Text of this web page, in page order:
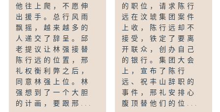
他往上爬，不愿伸
出援手。总行风雨
飘摇，越来越多的
人递交了辞呈。邱
老提议让林强接替
陈行远的位置，邢
礼权衡利弊之后，
同意林强上位。林
强想到了一个大胆
的计画，要跟邢...
的职位，请求陈行
远在汶琥集团案件
上收，陈行远却不
接受，铁定了要离
开联众，创办自己
的银行。集团大会
上，宣布了陈行
远、祝丰山辞职的
事件，邢礼安排心
腹顶替他们的位...